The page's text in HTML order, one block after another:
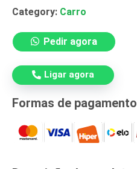
Category: Carro
Pedir agora
Ligar agora
Formas de pagamento